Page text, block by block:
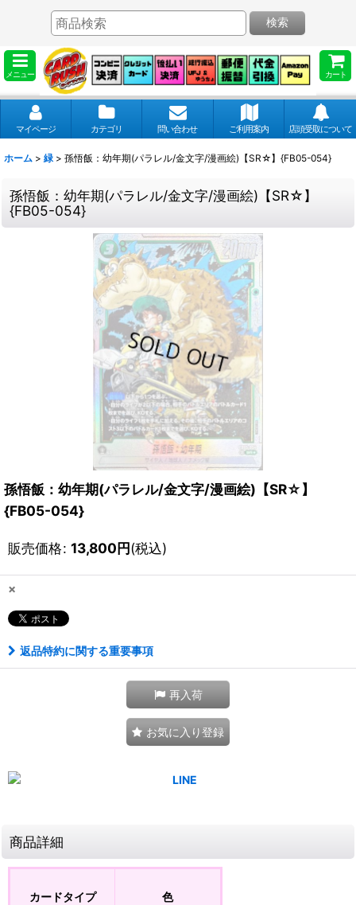
メニュー カート
検索
マイページ カテゴリ 問い合わせ ご利用案内 店頭受取について
ホーム > 緑 > 孫悟飯：幼年期(パラレル/金文字/漫画絵)【SR☆】{FB05-054}
孫悟飯：幼年期(パラレル/金文字/漫画絵)【SR☆】
{FB05-054}
孫悟飯：幼年期(パラレル/金文字/漫画絵)【SR☆】
{FB05-054}
販売価格: 13,800円(税込)
×
返品特約に関する重要事項
再入荷
お気に入り登録
商品詳細
カードタイプ 色